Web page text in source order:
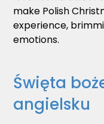
make Polish
experience,
emotions.
Święta
angielsku